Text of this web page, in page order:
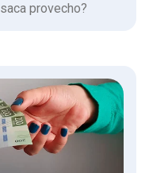
provecho?